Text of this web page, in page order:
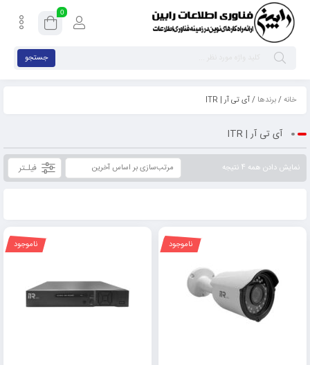
0
جستجو
خانه/برندها / آی تی آر | ITR
آی تی آر | ITR
فیلـتر نمایش دادن همه 4 نتیجه
ناموجود ناموجود